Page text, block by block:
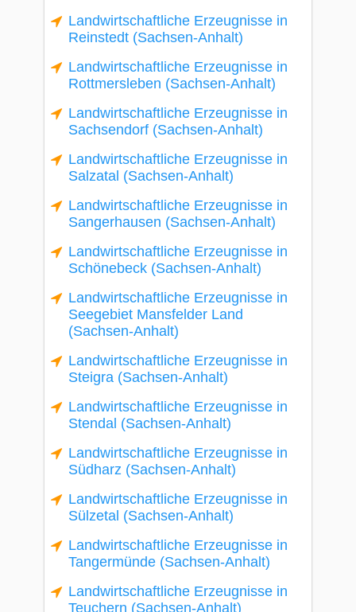
Landwirtschaftliche Erzeugnisse in
Reinstedt (Sachsen-Anhalt)
Landwirtschaftliche Erzeugnisse in
Rottmersleben (Sachsen-Anhalt)
Landwirtschaftliche Erzeugnisse in
Sachsendorf (Sachsen-Anhalt)
Landwirtschaftliche Erzeugnisse in
Salzatal (Sachsen-Anhalt)
Landwirtschaftliche Erzeugnisse in
Sangerhausen (Sachsen-Anhalt)
Landwirtschaftliche Erzeugnisse in
Schönebeck (Sachsen-Anhalt)
Landwirtschaftliche Erzeugnisse in
Seegebiet Mansfelder Land
(Sachsen-Anhalt)
Landwirtschaftliche Erzeugnisse in
Steigra (Sachsen-Anhalt)
Landwirtschaftliche Erzeugnisse in
Stendal (Sachsen-Anhalt)
Landwirtschaftliche Erzeugnisse in
Südharz (Sachsen-Anhalt)
Landwirtschaftliche Erzeugnisse in
Sülzetal (Sachsen-Anhalt)
Landwirtschaftliche Erzeugnisse in
Tangermünde (Sachsen-Anhalt)
Landwirtschaftliche Erzeugnisse in
Teuchern (Sachsen-Anhalt)